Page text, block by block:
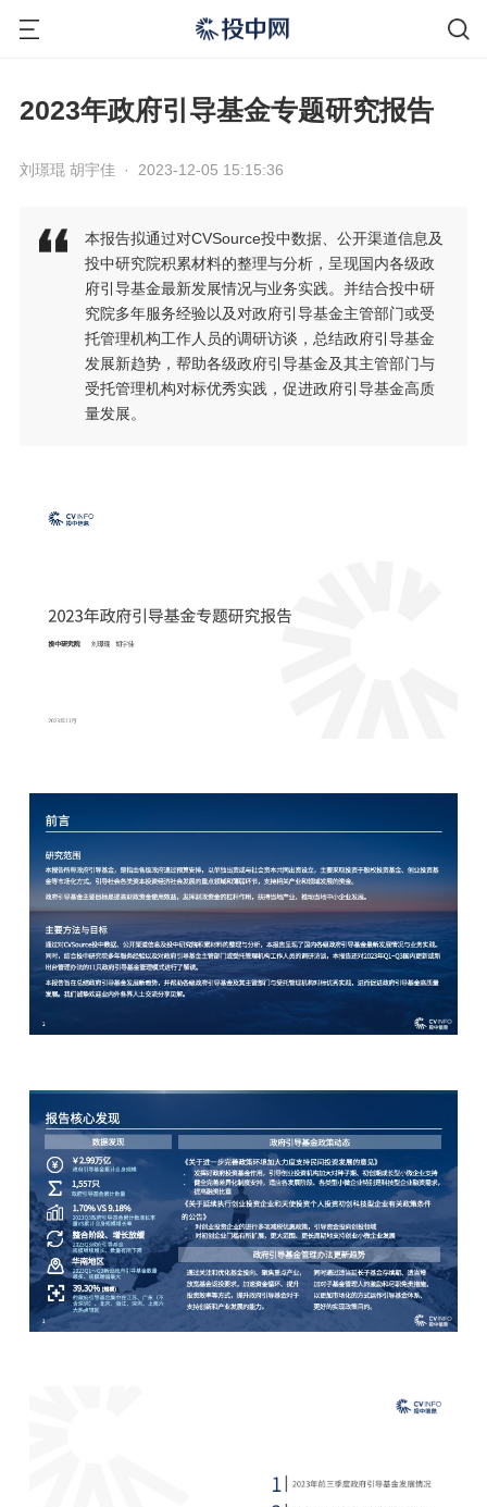
2023年政府引导基金专题研究报告
刘璟琨 胡宇佳 · 2023-12-05 15:15:36
本报告拟通过对CVSource投中数据、公开渠道信息及
投中研究院积累材料的整理与分析，呈现国内各级政
府引导基金最新发展情况与业务实践。并结合投中研
究院多年服务经验以及对政府引导基金主管部门或受
托管理机构工作人员的调研访谈，总结政府引导基金
发展新趋势，帮助各级政府引导基金及其主管部门与
受托管理机构对标优秀实践，促进政府引导基金高质
量发展。